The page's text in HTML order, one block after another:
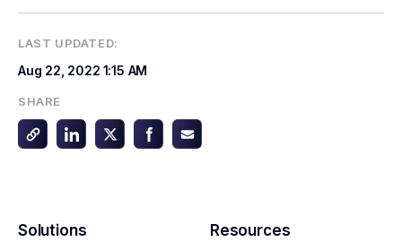
LAST UPDATED:
Aug 22, 2022 1:15 AM
SHARE
Solutions Resources